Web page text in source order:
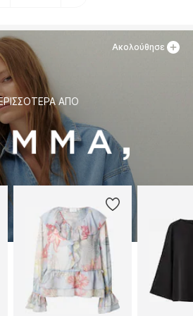
ΑΠΌ
Ακολούθησε